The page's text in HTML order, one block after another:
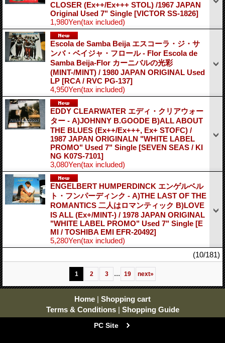
CLOSER (Ex++/Ex+++ STOL) /1967 JAPAN
Original Used 7" Single [VICTOR SS-1826]
1,980Yen(tax included)
Escola de Samba Beija エスコーラ・ジ・サ
ンバ・ベイジャ・フロール - Flor Escola de
Samba Beija-Flor カーニバルの光彩
(MINT-/MINT) / 1980 JAPAN ORIGINAL Used
LP [RCA / RVC PG-137]
4,950Yen(tax included)
EDDY CLEARWATER エディ・クリアウォー
ター - A)JOHNNY B.GOODE B)ALL ABOUT
THE BLUES (Ex++/Ex+++, Ex+ STOFC) /
1987 JAPAN ORIGINALN "WHITE LABEL
PROMO" Used 7" Single [SEVEN SEAS / KI
NG K07S-7101]
3,080Yen(tax included)
ENGELBERT HUMPERDINCK エンゲルベル
ト・フンパーディンク - A)THE LAST OF THE
ROMANTICS 二人はロマンティック B)LOVE
IS ALL (Ex+/MINT-) / 1978 JAPAN ORIGINAL
"WHITE LABEL PROMO" Used 7" Single [E
MI / TOSHIBA EMI EFR-20492]
5,280Yen(tax included)
(10/181)
1 2 3 ... 19 next»
Home | Shopping cart
Terms & Conditions | Shopping Guide
PC Site